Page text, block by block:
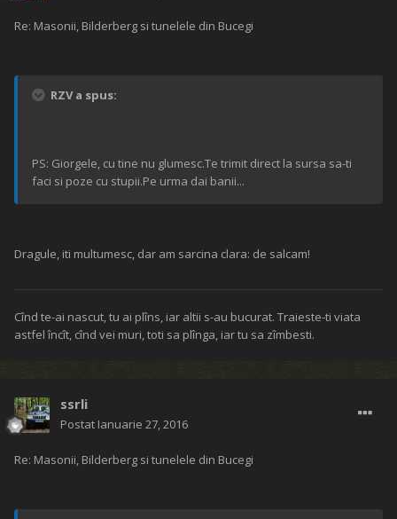
Re: Masonii, Bilderberg si tunelele din Bucegi
RZV a spus:
PS: Giorgele, cu tine nu glumesc.Te trimit direct la sursa sa-ti
faci si poze cu stupii.Pe urma dai banii...
Dragule, iti multumesc, dar am sarcina clara: de salcam!
Cînd te-ai nascut, tu ai plîns, iar altii s-au bucurat. Traieste-ti viata
astfel încît, cînd vei muri, toti sa plînga, iar tu sa zîmbesti.
ssrli
Postat Ianuarie 27, 2016
Re: Masonii, Bilderberg si tunelele din Bucegi